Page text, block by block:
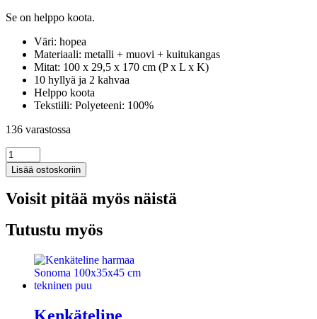
Se on helppo koota.
Väri: hopea
Materiaali: metalli + muovi + kuitukangas
Mitat: 100 x 29,5 x 170 cm (P x L x K)
10 hyllyä ja 2 kahvaa
Helppo koota
Tekstiili: Polyeteeni: 100%
136 varastossa
Lisää ostoskoriin
Voisit pitää myös näistä
Tutustu myös